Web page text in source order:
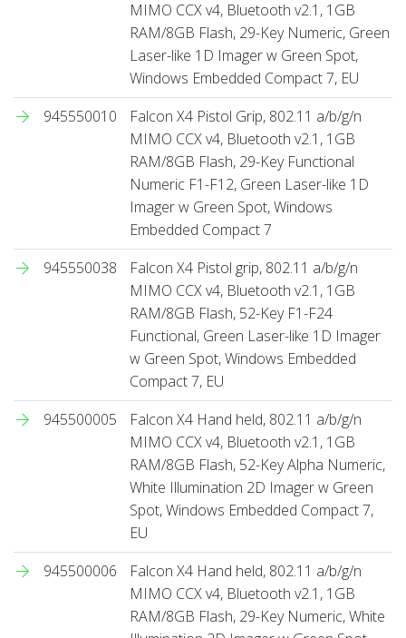
MIMO CCX v4, Bluetooth v2.1, 1GB
RAM/8GB Flash, 29-Key Numeric, Green
Laser-like 1D Imager w Green Spot,
Windows Embedded Compact 7, EU
945550010
Falcon X4 Pistol Grip, 802.11 a/b/g/n
MIMO CCX v4, Bluetooth v2.1, 1GB
RAM/8GB Flash, 29-Key Functional
Numeric F1-F12, Green Laser-like 1D
Imager w Green Spot, Windows
Embedded Compact 7
945550038
Falcon X4 Pistol grip, 802.11 a/b/g/n
MIMO CCX v4, Bluetooth v2.1, 1GB
RAM/8GB Flash, 52-Key F1-F24
Functional, Green Laser-like 1D Imager
w Green Spot, Windows Embedded
Compact 7, EU
945500005
Falcon X4 Hand held, 802.11 a/b/g/n
MIMO CCX v4, Bluetooth v2.1, 1GB
RAM/8GB Flash, 52-Key Alpha Numeric,
White Illumination 2D Imager w Green
Spot, Windows Embedded Compact 7,
EU
945500006
Falcon X4 Hand held, 802.11 a/b/g/n
MIMO CCX v4, Bluetooth v2.1, 1GB
RAM/8GB Flash, 29-Key Numeric, White